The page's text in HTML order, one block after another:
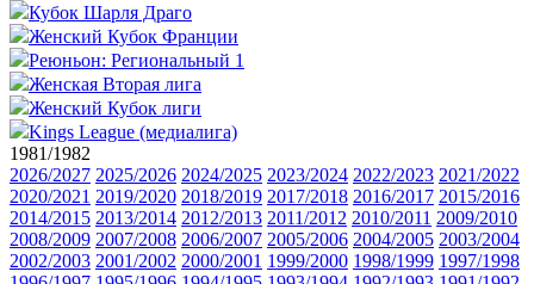
Кубок Шарля Драго
Женский Кубок Франции
Реюньон: Региональный 1
Женская Вторая лига
Женский Кубок лиги
Kings League (медиалига)
1981/1982
2026/2027 2025/2026 2024/2025 2023/2024 2022/2023 2021/2022
2020/2021 2019/2020 2018/2019 2017/2018 2016/2017 2015/2016
2014/2015 2013/2014 2012/2013 2011/2012 2010/2011 2009/2010
2008/2009 2007/2008 2006/2007 2005/2006 2004/2005 2003/2004
2002/2003 2001/2002 2000/2001 1999/2000 1998/1999 1997/1998